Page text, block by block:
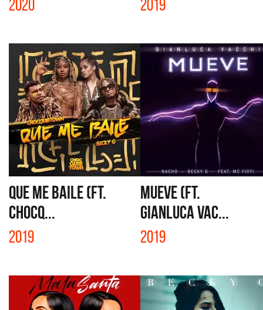
2020 2019
QUE ME BAILE (FT.
CHOCQ...
2019
MUEVE (FT.
GIANLUCA VAC...
2019